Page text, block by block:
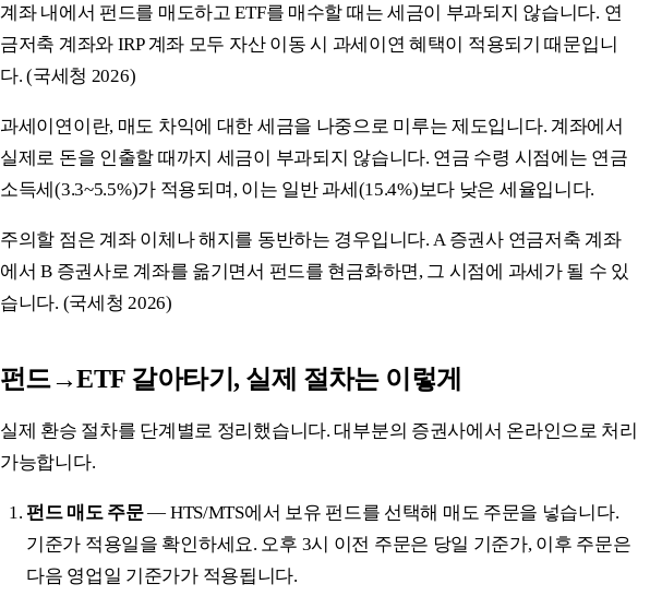
계좌 내에서 펀드를 매도하고 ETF를 매수할 때는 세금이 부과되지 않습니다. 연
금저축 계좌와 IRP 계좌 모두 자산 이동 시 과세이연 혜택이 적용되기 때문입니
다. (국세청 2026)
과세이연이란, 매도 차익에 대한 세금을 나중으로 미루는 제도입니다. 계좌에서
실제로 돈을 인출할 때까지 세금이 부과되지 않습니다. 연금 수령 시점에는 연금
소득세(3.3~5.5%)가 적용되며, 이는 일반 과세(15.4%)보다 낮은 세율입니다.
주의할 점은 계좌 이체나 해지를 동반하는 경우입니다. A 증권사 연금저축 계좌
에서 B 증권사로 계좌를 옮기면서 펀드를 현금화하면, 그 시점에 과세가 될 수 있
습니다. (국세청 2026)
펀드→ETF 갈아타기, 실제 절차는 이렇게
실제 환승 절차를 단계별로 정리했습니다. 대부분의 증권사에서 온라인으로 처리
가능합니다.
펀드 매도 주문— HTS/MTS에서 보유 펀드를 선택해 매도 주문을 넣습니다.
기준가 적용일을 확인하세요. 오후 3시 이전 주문은 당일 기준가, 이후 주문은
다음 영업일 기준가가 적용됩니다.